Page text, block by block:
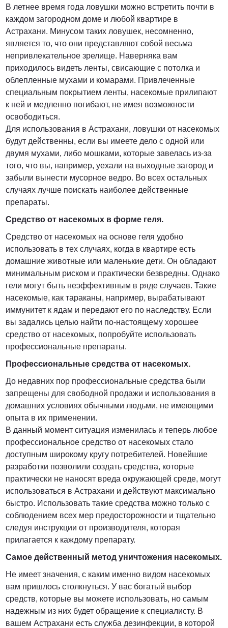
В летнее время года ловушки можно встретить почти в
каждом загородном доме и любой квартире в
Астрахани. Минусом таких ловушек, несомненно,
является то, что они представляют собой весьма
непривлекательное зрелище. Наверняка вам
приходилось видеть ленты, свисающие с потолка и
облепленные мухами и комарами. Привлеченные
специальным покрытием ленты, насекомые прилипают
к ней и медленно погибают, не имея возможности
освободиться.
Для использования в Астрахани, ловушки от насекомых
будут действенны, если вы имеете дело с одной или
двумя мухами, либо мошками, которые завелась из-за
того, что вы, например, уехали на выходные загород и
забыли вынести мусорное ведро. Во всех остальных
случаях лучше поискать наиболее действенные
препараты.
Средство от насекомых в форме геля.
Средство от насекомых на основе геля удобно
использовать в тех случаях, когда в квартире есть
домашние животные или маленькие дети. Он обладают
минимальным риском и практически безвредны. Однако
гели могут быть неэффективным в ряде случаев. Такие
насекомые, как тараканы, например, вырабатывают
иммунитет к ядам и передают его по наследству. Если
вы задались целью найти по-настоящему хорошее
средство от насекомых, попробуйте использовать
профессиональные препараты.
Профессиональные средства от насекомых.
До недавних пор профессиональные средства были
запрещены для свободной продажи и использования в
домашних условиях обычными людьми, не имеющими
опыта в их применении.
В данный момент ситуация изменилась и теперь любое
профессиональное средство от насекомых стало
доступным широкому кругу потребителей. Новейшие
разработки позволили создать средства, которые
практически не наносят вреда окружающей среде, могут
использоваться в Астрахани и действуют максимально
быстро. Использовать такие средства можно только с
соблюдением всех мер предосторожности и тщательно
следуя инструкции от производителя, которая
прилагается к каждому препарату.
Самое действенный метод уничтожения насекомых.
Не имеет значения, с каким именно видом насекомых
вам пришлось столкнуться. У вас богатый выбор
средств, которые вы можете использовать, но самым
надежным из них будет обращение к специалисту. В
вашем Астрахани есть служба дезинфекции, в которой